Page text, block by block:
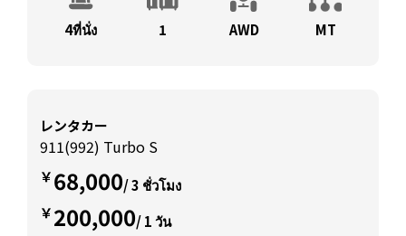
4ที่นั่ง 1 AWD MT
レンタカー
911(992) Turbo S
￥68,000/ 3 ชั่วโมง
￥200,000/ 1 วัน